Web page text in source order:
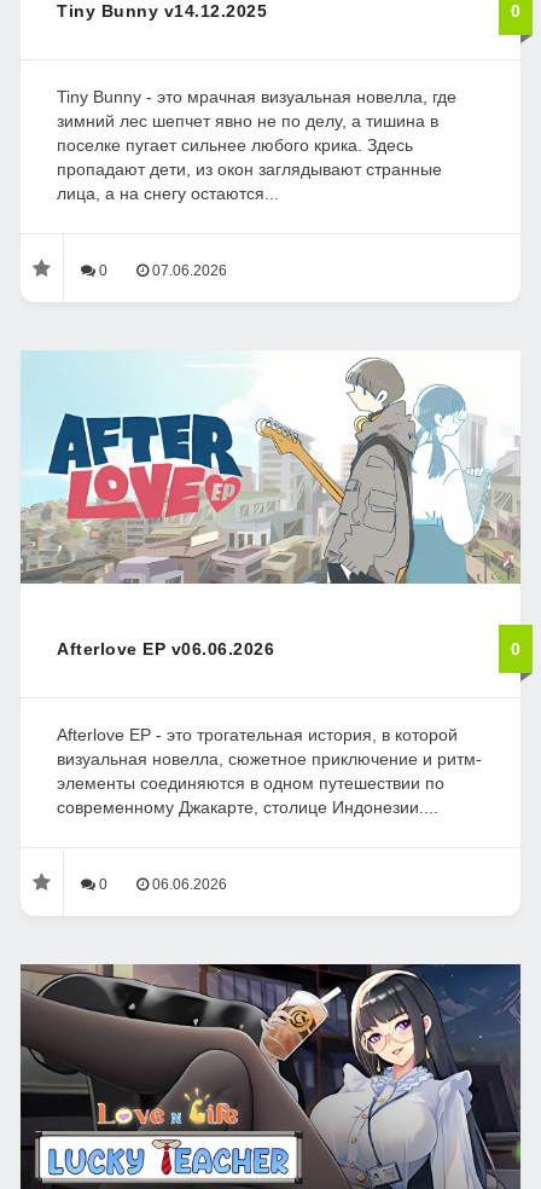
Tiny Bunny v14.12.2025 0
Tiny Bunny - это мрачная визуальная новелла, где
зимний лес шепчет явно не по делу, а тишина в
поселке пугает сильнее любого крика. Здесь
пропадают дети, из окон заглядывают странные
лица, а на снегу остаются...
0 07.06.2026
Afterlove EP v06.06.2026 0
Afterlove EP - это трогательная история, в которой
визуальная новелла, сюжетное приключение и ритм-
элементы соединяются в одном путешествии по
современному Джакарте, столице Индонезии....
0 06.06.2026